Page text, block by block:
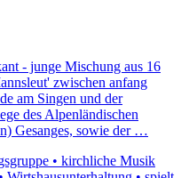
- junge Mischung aus 16
zwischen anfang
am Singen und der
des Alpenländischen
Gesanges, sowie der …
• kirchliche Musik